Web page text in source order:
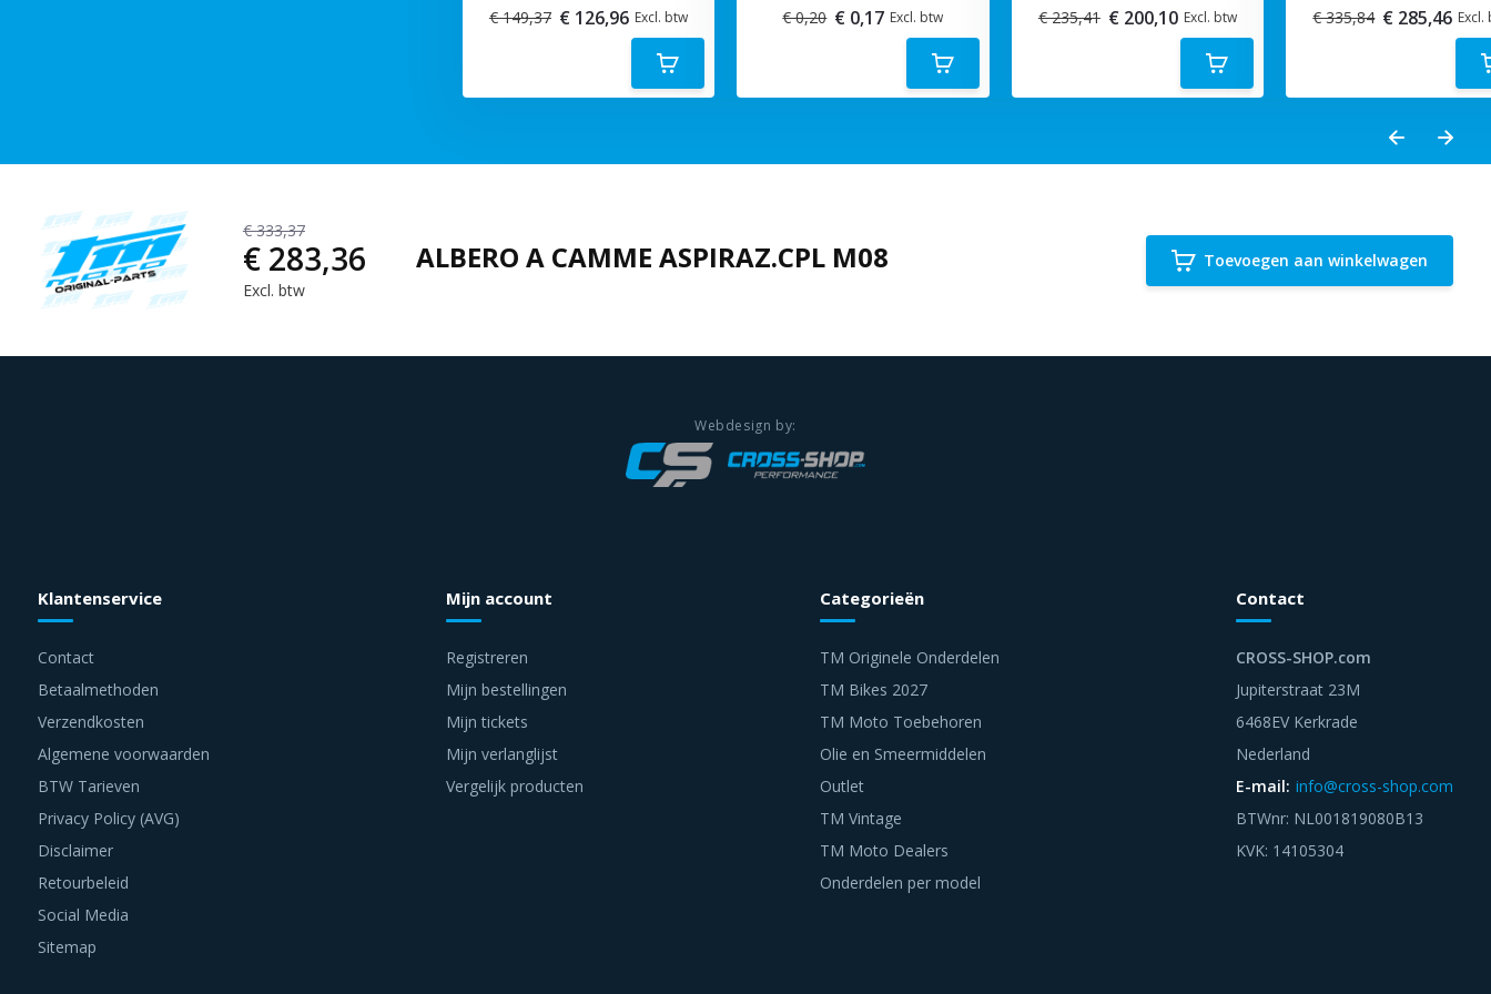
€ 149,37 € 126,96 Excl. btw
€ 0,20 € 0,17 Excl. btw
€ 235,41 € 200,10 Excl. btw
€ 335,84 € 285,46 Excl.
€ 333,37
€ 283,36
Excl. btw
ALBERO A CAMME ASPIRAZ.CPL M08 Toevoegen aan winkelwagen
Klantenservice
Contact
Betaalmethoden
Verzendkosten
Algemene voorwaarden
BTW Tarieven
Privacy Policy (AVG)
Disclaimer
Retourbeleid
Social Media
Sitemap
Mijn account
Registreren
Mijn bestellingen
Mijn tickets
Mijn verlanglijst
Vergelijk producten
Categorieën
TM Originele Onderdelen
TM Bikes 2027
TM Moto Toebehoren
Olie en Smeermiddelen
Outlet
TM Vintage
TM Moto Dealers
Onderdelen per model
Contact
CROSS-SHOP.com
Jupiterstraat 23M
6468EV Kerkrade
Nederland
E-mail: info@cross-shop.com
BTWnr: NL001819080B13
KVK: 14105304